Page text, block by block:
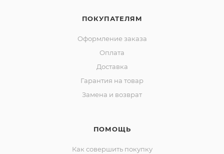
ПОКУПАТЕЛЯМ
Оформление заказа
Оплата
Доставка
Гарантия на товар
Замена и возврат
ПОМОЩЬ
Как совершить покупку